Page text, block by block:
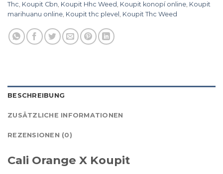
Thc, Koupit Cbn, Koupit Hhc Weed, Koupit konopí online, Koupit
marihuanu online, Koupit thc plevel , Koupit Thc Weed
BESCHREIBUNG
ZUSÄTZLICHE INFORMATIONEN
REZENSIONEN (0)
Cali Orange X Koupit